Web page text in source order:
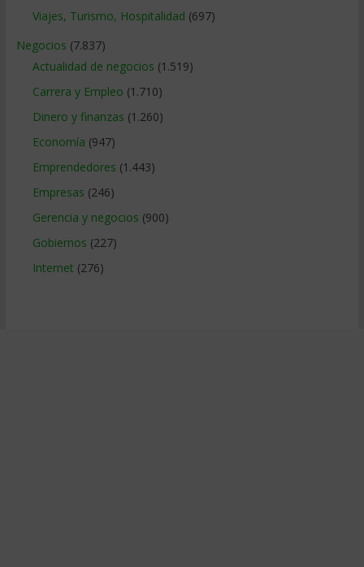
Viajes, Turismo, Hospitalidad (697)
Negocios (7.837)
Actualidad de negocios (1.519)
Carrera y Empleo (1.710)
Dinero y finanzas (1.260)
Economía (947)
Emprendedores (1.443)
Empresas (246)
Gerencia y negocios (900)
Gobiernos (227)
Internet (276)